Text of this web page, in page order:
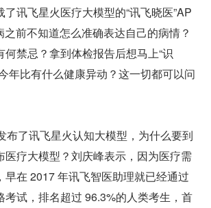
了讯飞星火医疗大模型的“讯飞晓医”AP
前不知道怎么准确表达自己的病情？
何禁忌？拿到体检报告后想马上“识
年比有什么健康异动？这一切都可以问
布了讯飞星火认知大模型，为什么要到
医疗大模型？刘庆峰表示，因为医疗需
早在 2017 年讯飞智医助理就已经通过
考试，排名超过 96.3%的人类考生，首